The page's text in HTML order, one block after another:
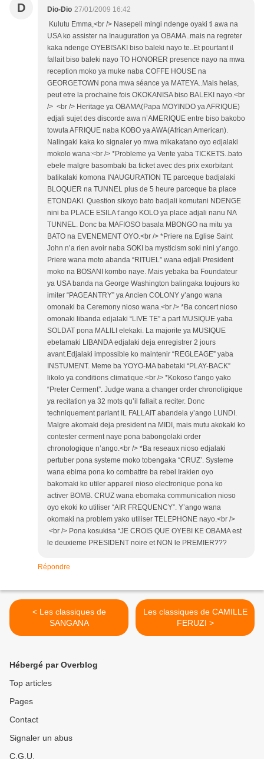
D Dio-Dio 27/01/2009 16:42
Kulutu Emma,<br /> Nasepeli mingi ndenge oyaki ti awa na
USA ko assister na Inauguration ya OBAMA..mais na regreter
kaka ndenge OYEBISAKI biso baleki nayo te..Et pourtant il
fallait biso baleki nayo TO HONORER presence nayo na mwa
reception moko ya muke naba COFFE HOUSE na
GEORGETOWN pona mwa séance ya MATEYA..Mais helas,
peut etre la prochaine fois OKOKANISA biso BALEKI nayo.<br
/> <br /> Heritage ya OBAMA(Papa MOYINDO ya AFRIQUE)
edjali sujet des discorde awa n’AMERIQUE entre biso bakobo
towuta AFRIQUE naba KOBO ya AWA(African American).
Nalingaki kaka ko signaler yo mwa mikakatano oyo edjalaki
mokolo wana:<br /> *Probleme ya Vente yaba TICKETS..bato
ebele malgre basombaki ba ticket avec des prix exorbitant
batikalaki komona INAUGURATION TE parceque badjalaki
BLOQUER na TUNNEL plus de 5 heure parceque ba place
ETONDAKI. Question sikoyo bato badjali komutani NDENGE
nini ba PLACE ESILA t’ango KOLO ya place adjali nanu NA
TUNNEL. Donc ba MAFIOSO basala MBONGO na mitu ya
BATO na EVENEMENT OYO.<br /> *Priere na Eglise Saint
John n’a rien avoir naba SOKI ba mysticism soki nini y’ango.
Priere wana moto abanda “RITUEL” wana edjali President
moko na BOSANI kombo naye. Mais yebaka ba Foundateur
ya USA banda na George Washington balingaka toujours ko
imiter “PAGEANTRY” ya Ancien COLONY y’ango wana
omonaki ba Ceremony nioso wana.<br /> *Ba concert nioso
omonaki libanda edjalaki “LIVE TE” a part MUSIQUE yaba
SOLDAT pona MALILI elekaki. La majorite ya MUSIQUE
ebetamaki LIBANDA edjalaki deja enregistrer 2 jours
avant.Edjalaki impossible ko maintenir “REGLEAGE” yaba
INSTUMENT. Meme ba YOYO-MA babetaki “PLAY-BACK”
likolo ya conditions climatique.<br /> *Kokoso t’ango yako
“Preter Cerment”. Judge wana a changer order chronoligique
ya recitation ya 32 mots qu’il fallait a reciter. Donc
techniquement parlant IL FALLAIT abandela y’ango LUNDI.
Malgre akomaki deja president na MIDI, mais mutu akokaki ko
contester cerment naye pona babongolaki order
chronologique n’ango.<br /> *Ba reseaux nioso edjalaki
pertuber pona systeme moko tobengaka “CRUZ’. Systeme
wana ebima pona ko combattre ba rebel Irakien oyo
bakomaki ko utiler appareil nioso electronique pona ko
activer BOMB. CRUZ wana ebomaka communication nioso
oyo ekoki ko utiliser “AIR FREQUENCY”. Y’ango wana
okomaki na problem yako utiliser TELEPHONE nayo.<br />
<br /> Pona kosukisa “JE CROIS QUE OYEBI KE OBAMA est
le deuxieme PRESIDENT noire et NON le PREMIER???
Répondre
< Les classiques de
SANGANA
Les classiques de CAMILLE
FERUZI >
Hébergé par Overblog
Top articles
Pages
Contact
Signaler un abus
C.G.U.